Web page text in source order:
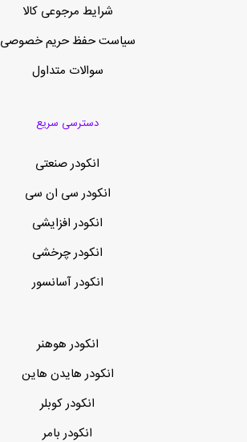
شرایط مرجوعی کالا
سیاست حفظ حریم خصوصی
سوالات متداول
دسترسی سریع
انکودر صنعتی
انکودر سی ان سی
انکودر افزایشی
انکودر چرخشی
انکودر آسانسور
انکودر هوهنر
انکودر هایدن هاین
انکودر کوبلر
انکودر بامر